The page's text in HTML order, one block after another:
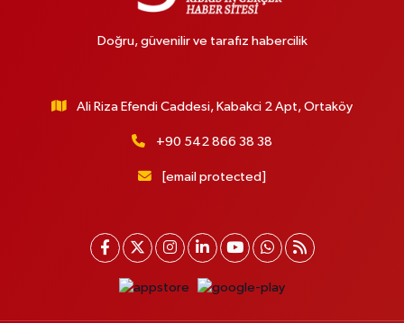
Doğru, güvenilir ve tarafız habercilik
Ali Riza Efendi Caddesi, Kabakci 2 Apt, Ortaköy
+90 542 866 38 38
[email protected]